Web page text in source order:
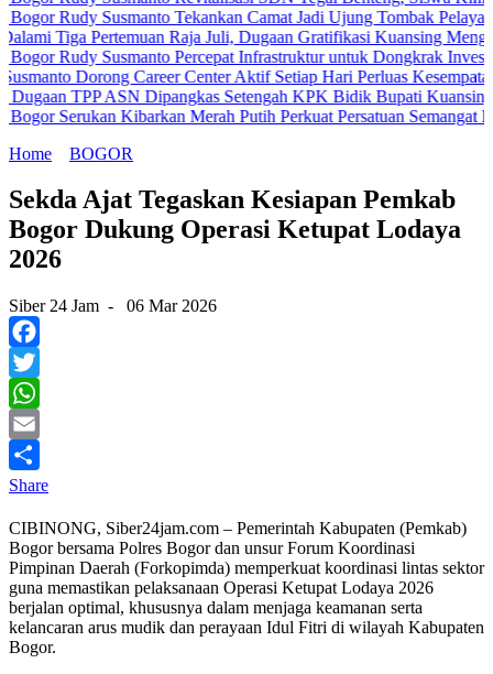
Susmanto Tekankan Camat Jadi Ujung Tombak Pelayanan
Pertemuan Raja Juli, Dugaan Gratifikasi Kuansing Menguat
Susmanto Percepat Infrastruktur untuk Dongkrak Investasi
Career Center Aktif Setiap Hari Perluas Kesempatan Kerja
ASN Dipangkas Setengah KPK Bidik Bupati Kuansing
Kibarkan Merah Putih Perkuat Persatuan Semangat
Home
BOGOR
Sekda Ajat Tegaskan Kesiapan Pemkab
Bogor Dukung Operasi Ketupat Lodaya
2026
Siber 24 Jam - 06 Mar 2026
Facebook
Twitter
WhatsApp
Email
Share
CIBINONG, Siber24jam.com – Pemerintah Kabupaten (Pemkab)
Bogor bersama Polres Bogor dan unsur Forum Koordinasi
Pimpinan Daerah (Forkopimda) memperkuat koordinasi lintas sektor
guna memastikan pelaksanaan Operasi Ketupat Lodaya 2026
berjalan optimal, khususnya dalam menjaga keamanan serta
kelancaran arus mudik dan perayaan Idul Fitri di wilayah Kabupaten
Bogor.